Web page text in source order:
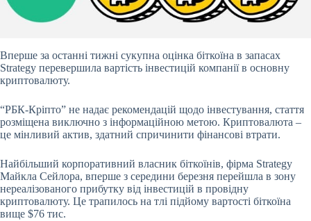
Вперше за останні тижні сукупна оцінка біткоїна в запасах
Strategy перевершила вартість інвестицій компанії в основну
криптовалюту.
“РБК-Кріпто” не надає рекомендацій щодо інвестування, стаття
розміщена виключно з інформаційною метою. Криптовалюта –
це мінливий актив, здатний спричинити фінансові втрати.
Найбільший корпоративний власник біткоїнів, фірма Strategy
Майкла Сейлора, вперше з середини березня перейшла в зону
нереалізованого прибутку від інвестицій в провідну
криптовалюту. Це трапилось на тлі підйому вартості біткоїна
вище $76 тис.